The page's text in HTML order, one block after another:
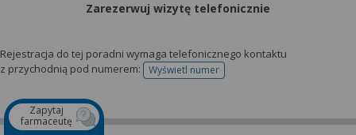
Zarezerwuj wizytę telefonicznie
Rejestracja do tej poradni wymaga telefonicznego kontaktu
z przychodnią pod numerem:
Wyświetl numertelefonu do rejestracji
Zapytaj
farmaceutę